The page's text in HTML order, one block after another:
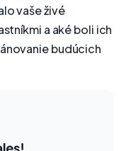
vaše živé
a aké boli ich
budúcich